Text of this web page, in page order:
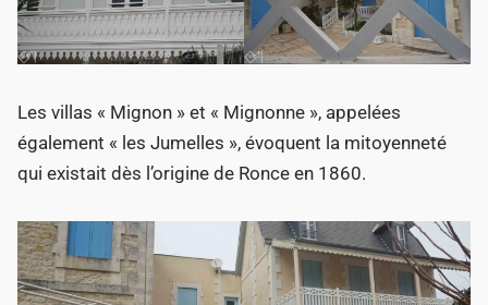
Les villas « Mignon » et « Mignonne », appelées
également « les Jumelles », évoquent la mitoyenneté
qui existait dès l’origine de Ronce en 1860.